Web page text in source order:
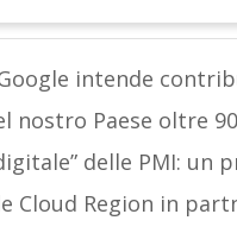
intende
nostro Paese oltre
delle PMI: un
Cloud Region in